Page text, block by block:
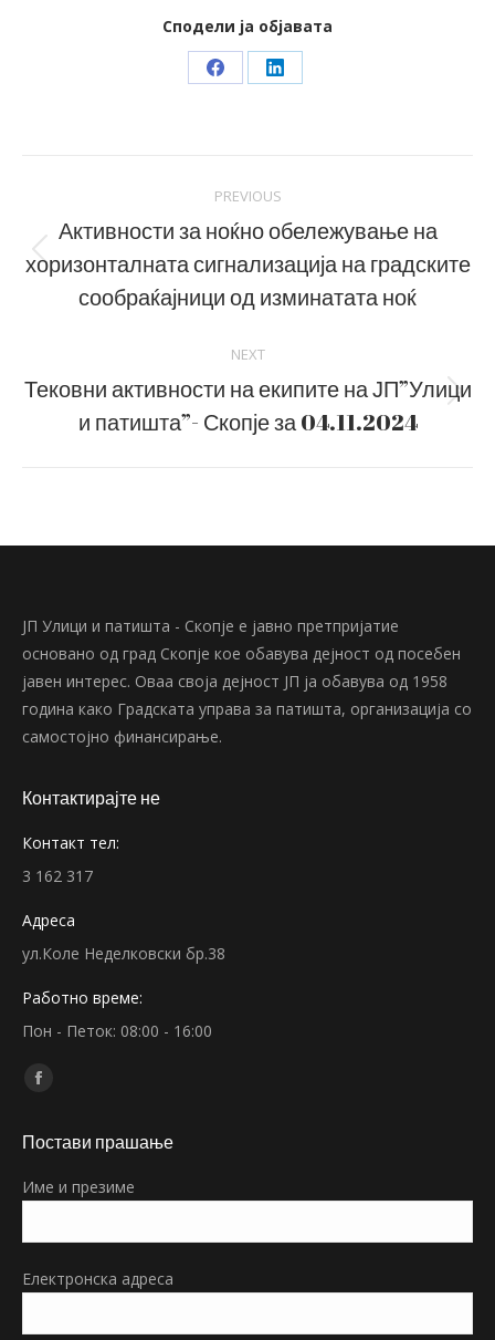
Сподели ја објавата
Share Share
navigation
PREVIOUS
Previous
post:
Активности за ноќно обележување на
хоризонталната сигнализација на градските
сообраќајници од изминатата ноќ
NEXT
Next
post:
Тековни активности на екипите на ЈП”Улици
и патишта”- Скопје за 04.11.2024
ЈП Улици и патишта - Скопје е јавно претпријатие
основано од град Скопје кое обавува дејност од посебен
јавен интерес. Оваа своја дејност ЈП ја обавува од 1958
година како Градската управа за патишта, организација со
самостојно финансирање.
Контактирајте не
Контакт тел:
3 162 317
Адреса
ул.Коле Неделковски бр.38
Работно време:
Пон - Петок: 08:00 - 16:00
Find us on:
Facebook
opens
new
Постави прашање
Име и презиме
Електронска адреса